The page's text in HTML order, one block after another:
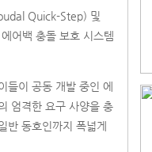
Quick-Step) 및
어백 충돌 보호 시스템
들이 공동 개발 중인 에
엄격한 요구 사양을 충
반 동호인까지 폭넓게